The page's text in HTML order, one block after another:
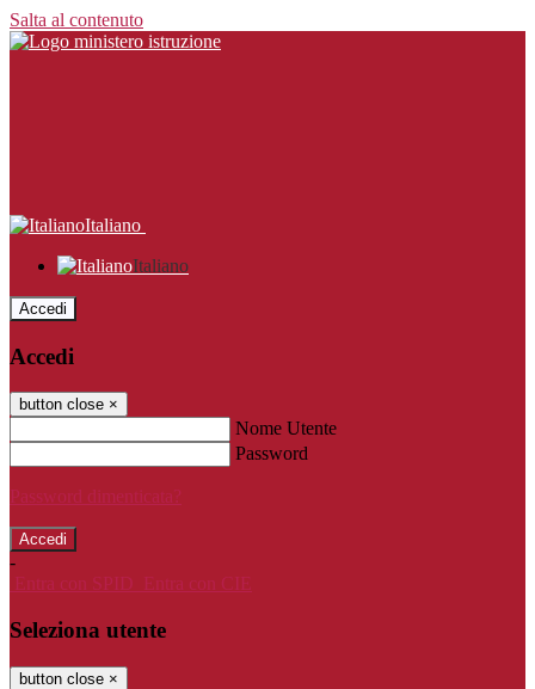
Salta al contenuto
Italiano
Italiano
Accedi
Accedi
button close ×
Nome Utente
Password
Password dimenticata?
-
Entra con SPID
Entra con CIE
Seleziona utente
button close ×